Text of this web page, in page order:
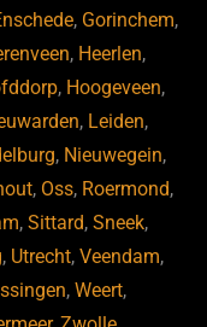
, Gorinchem,
, Heerlen,
, Hoogeveen,
, Leiden,
, Nieuwegein,
, Oss, Roermond,
, Sittard, Sneek,
, Utrecht,Veendam,
,Weert,